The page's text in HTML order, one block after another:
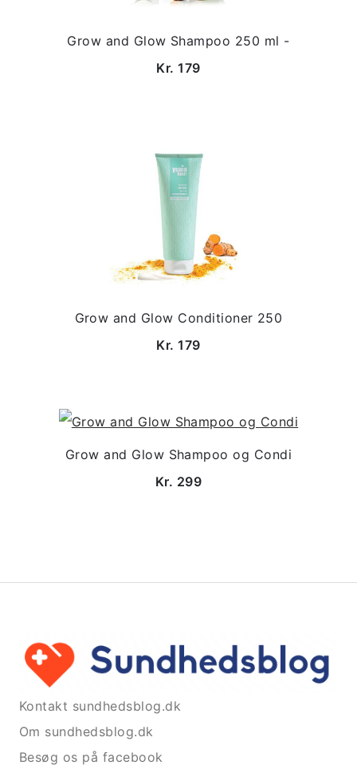
Grow and Glow Shampoo 250 ml -
Kr. 179
Grow and Glow Conditioner 250
Kr. 179
Grow and Glow Shampoo og Condi
Kr. 299
Kontakt sundhedsblog.dk
Om sundhedsblog.dk
Besøg os på facebook